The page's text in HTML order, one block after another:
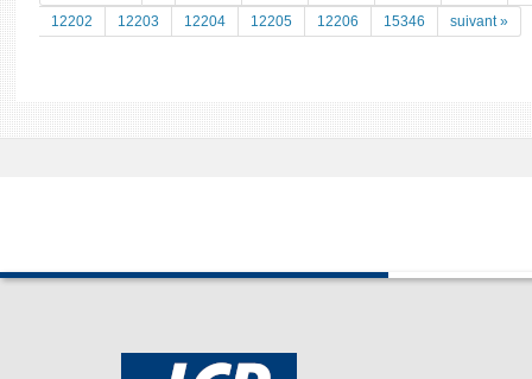
12202
12203 12204 12205 12206 15346 suivant »